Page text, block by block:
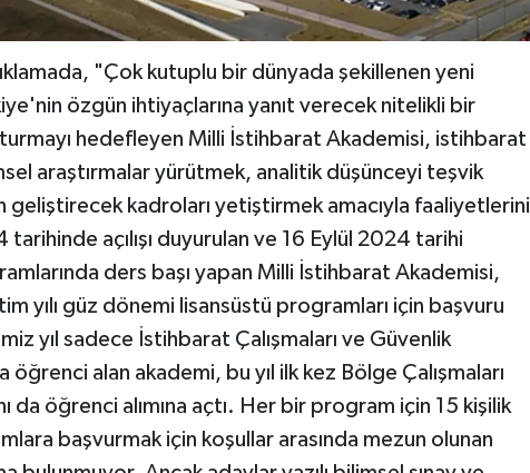
"Çok kutuplu bir dünyada şekillenen yeni
özgün ihtiyaçlarına yanıt verecek nitelikli bir
hedefleyen Milli İstihbarat Akademisi, istihbarat
araştırmalar yürütmek, analitik düşünceyi teşvik
kadroları yetiştirmek amacıyla faaliyetlerini
açılışı duyurulan ve 16 Eylül 2024 tarihi
ders başı yapan Milli İstihbarat Akademisi,
yılı güz dönemi lisansüstü programları için başvuru
yıl sadece İstihbarat Çalışmaları ve Güvenlik
öğrenci alan akademi, bu yıl ilk kez Bölge Çalışmaları
da öğrenci alımına açtı. Her bir program için 15 kişilik
başvurmak için koşullar arasında mezun olunan